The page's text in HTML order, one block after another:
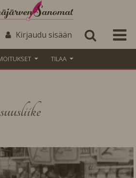
Kirjaudu sisään
TILAA